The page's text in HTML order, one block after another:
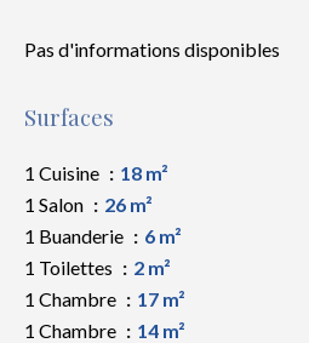
Pas d'informations disponibles
Surfaces
1 Cuisine
18 m²
1 Salon
26 m²
1 Buanderie
6 m²
1 Toilettes
2 m²
1 Chambre
17 m²
1 Chambre
14 m²